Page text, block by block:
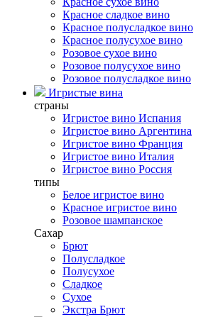
Красное сладкое вино
Красное полусладкое вино
Красное полусухое вино
Розовое сухое вино
Розовое полусухое вино
Розовое полусладкое вино
Игристые вина
страны
Игристое вино Испания
Игристое вино Аргентина
Игристое вино Франция
Игристое вино Италия
Игристое вино Россия
типы
Белое игристое вино
Красное игристое вино
Розовое шампанское
Сахар
Брют
Полусладкое
Полусухое
Сладкое
Сухое
Экстра Брют